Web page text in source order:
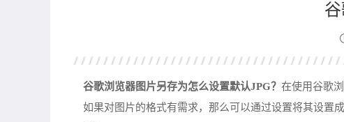
谷歌浏览器图片另存为怎么设置默认JPG？ 在使用谷歌
如果对图片的格式有需求，那么可以通过设置将其设置